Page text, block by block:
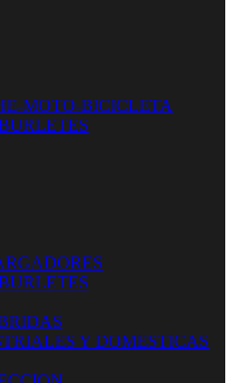
MOTO-BICICLETA
Y DOMESTICAS